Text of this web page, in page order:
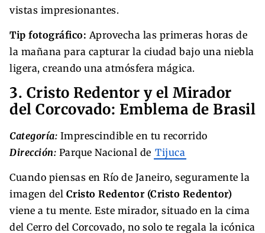
vistas impresionantes.
Tip fotográfico: Aprovecha las primeras horas de
la mañana para capturar la ciudad bajo una niebla
ligera, creando una atmósfera mágica.
3. Cristo Redentor y el Mirador
del Corcovado: Emblema de Brasil
Categoría: Imprescindible en tu recorrido
Dirección: Parque Nacional de Tijuca
Cuando piensas en Río de Janeiro, seguramente la
imagen del Cristo Redentor (Cristo Redentor)
viene a tu mente. Este mirador, situado en la cima
del Cerro del Corcovado, no solo te regala la icónica